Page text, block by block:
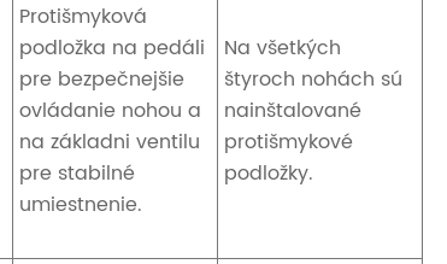
Protišmyková
podložka na pedáli
pre bezpečnejšie
ovládanie nohou a
na základni ventilu
pre stabilné
umiestnenie.
Na všetkých
štyroch nohách sú
nainštalované
protišmykové
podložky.